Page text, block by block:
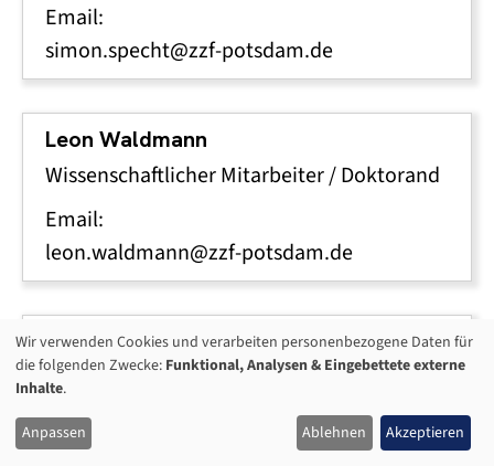
Email:
simon.specht@zzf-potsdam.de
Leon Waldmann
Wissenschaftlicher Mitarbeiter / Doktorand
Email:
leon.waldmann@zzf-potsdam.de
Sophie Behrendt
Studentische Hilfskraft
Email:
sophie.behrendt@zzf-potsdam.de
VERWENDUNG
VON
PERSONENBEZOGENEN
DATEN
Wir verwenden Cookies und verarbeiten personenbezogene Daten für
die folgenden Zwecke: Funktional, Analysen & Eingebettete externe
Inhalte.
Anpassen Ablehnen Akzeptieren